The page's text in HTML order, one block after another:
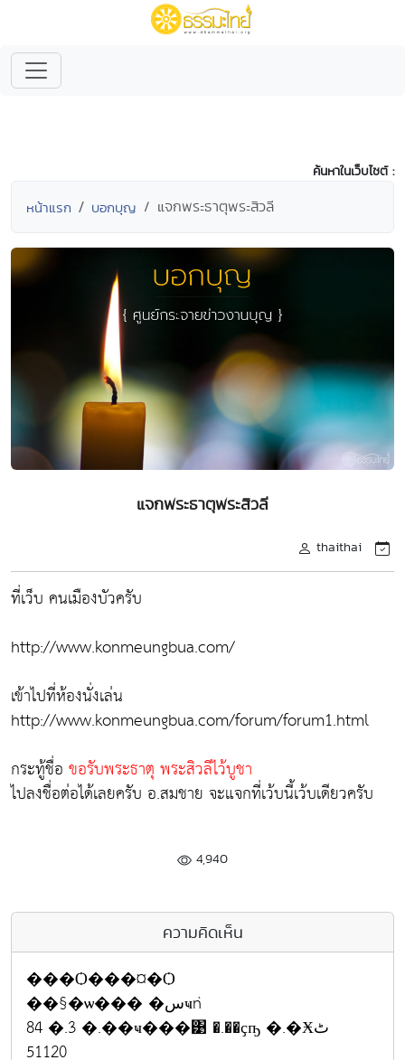
ค้นหาในเว็บไซต์ :
หน้าแรก บอกบุญ แจกพระธาตุพระสิวลี
แจกพระธาตุพระสิวลี
thaithai
ที่เว็บ คนเมืองบัวครับ
http://www.konmeungbua.com/
เข้าไปที่ห้องนั่งเล่น
http://www.konmeungbua.com/forum/forum1.html
กระทู้ชื่อ ขอรับพระธาตุ พระสิวลีไว้บูชา
ไปลงชื่อต่อได้เลยครับ อ.สมชาย จะแจกที่เว้บนี้เว้บเดียวครับ
4,940
ความคิดเห็น
���Ѻ���¤�Ѻ
��§�ѡ��� �سҹǹ
84 �.3 �.��ҹ���͹ �.��ҫҧ �.�Ӿٹ